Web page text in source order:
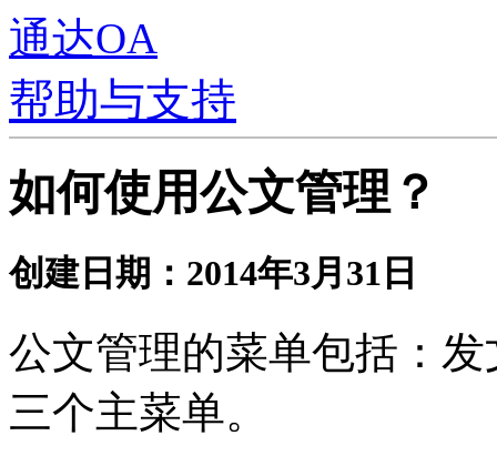
通达OA
帮助与支持
如何使用公文管理？
创建日期：2014年3月31日
公文管理的菜单包括：
三个主菜单。